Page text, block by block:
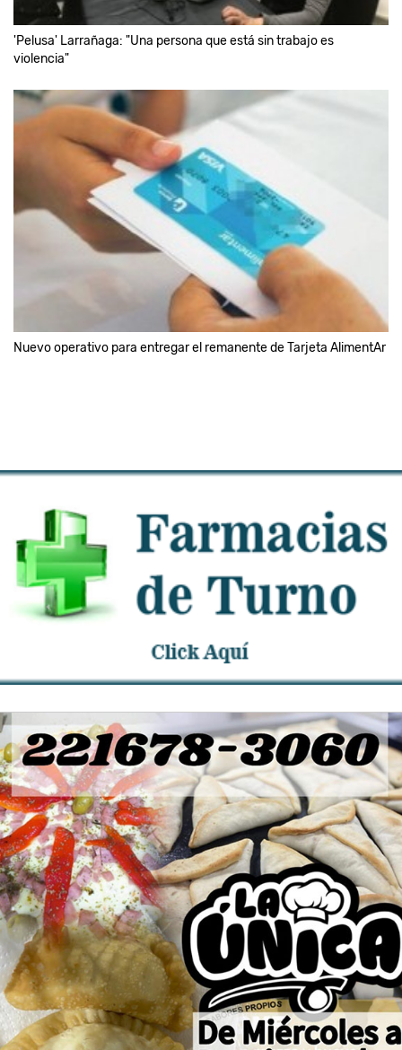
'Pelusa' Larrañaga: "Una persona que está sin trabajo es
violencia"
Nuevo operativo para entregar el remanente de Tarjeta AlimentAr